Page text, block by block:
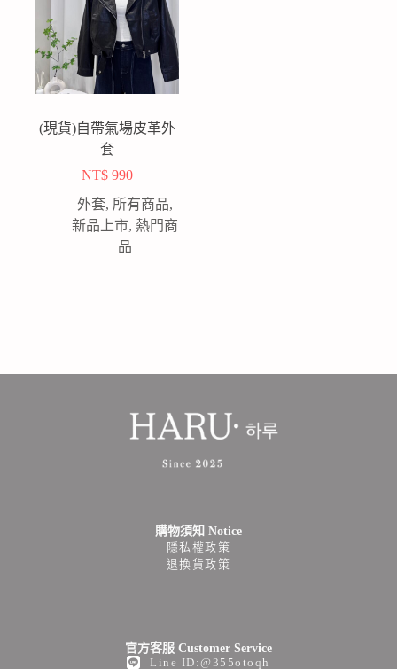
(現貨)自帶氣場皮革外
套
NT$ 990
外套, 所有商品,
新品上市, 熱門商
品
購物須知 Notice
隱私權政策
退換貨政策
官方客服 Customer Service
Line ID:@355otoqh